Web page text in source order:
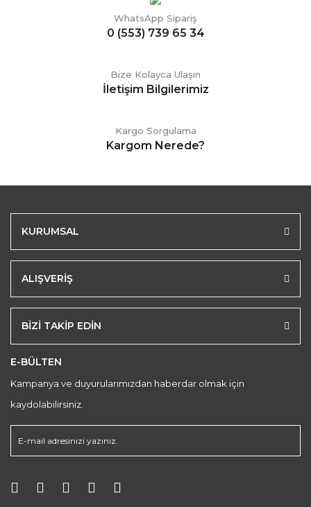
WhatsApp Sipariş
0 (553) 739 65 34
Bize Kolayca Ulaşın
İletişim Bilgilerimiz
Kargo Sorgulama
Kargom Nerede?
KURUMSAL
ALIŞVERİŞ
BİZİ TAKİP EDİN
E-BÜLTEN
Kampanya ve duyurularımızdan haberdar olmak için
kaydolabilirsiniz.